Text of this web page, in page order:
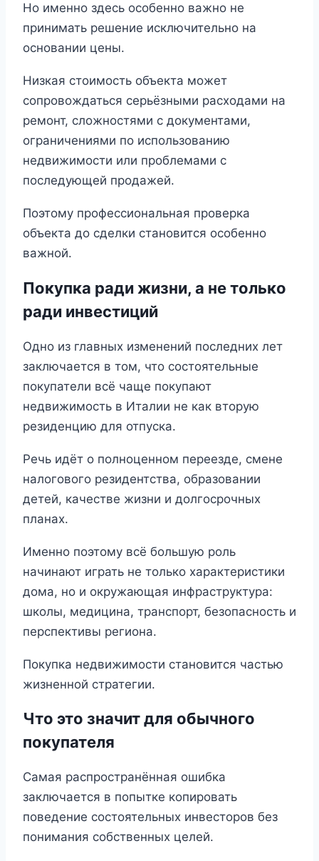
Но именно здесь особенно важно не
принимать решение исключительно на
основании цены.
Низкая стоимость объекта может
сопровождаться серьёзными расходами на
ремонт, сложностями с документами,
ограничениями по использованию
недвижимости или проблемами с
последующей продажей.
Поэтому профессиональная проверка
объекта до сделки становится особенно
важной.
Покупка ради жизни, а не только
ради инвестиций
Одно из главных изменений последних лет
заключается в том, что состоятельные
покупатели всё чаще покупают
недвижимость в Италии не как вторую
резиденцию для отпуска.
Речь идёт о полноценном переезде, смене
налогового резидентства, образовании
детей, качестве жизни и долгосрочных
планах.
Именно поэтому всё большую роль
начинают играть не только характеристики
дома, но и окружающая инфраструктура:
школы, медицина, транспорт, безопасность и
перспективы региона.
Покупка недвижимости становится частью
жизненной стратегии.
Что это значит для обычного
покупателя
Самая распространённая ошибка
заключается в попытке копировать
поведение состоятельных инвесторов без
понимания собственных целей.